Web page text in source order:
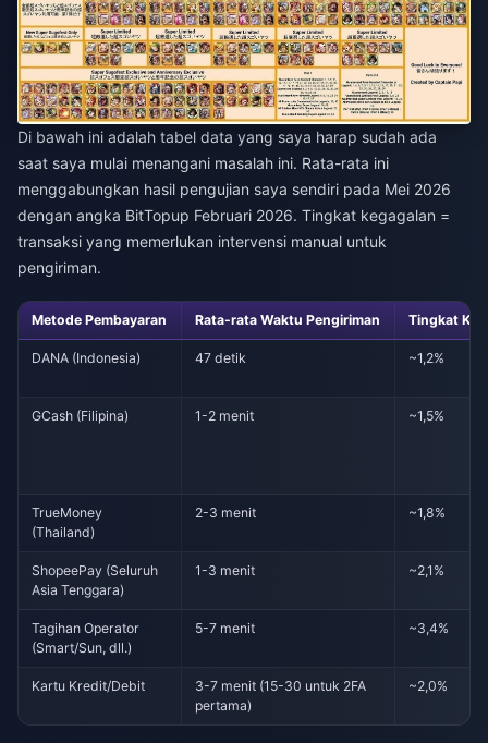
Di bawah ini adalah tabel data yang saya harap sudah ada
saat saya mulai menangani masalah ini. Rata-rata ini
menggabungkan hasil pengujian saya sendiri pada Mei 2026
dengan angka BitTopup Februari 2026. Tingkat kegagalan =
transaksi yang memerlukan intervensi manual untuk
pengiriman.
Metode Pembayaran Rata-rata Waktu Pengiriman Tingkat
DANA (Indonesia) 47 detik ~1,2%
GCash (Filipina) 1-2 menit ~1,5%
TrueMoney
(Thailand)
2-3 menit ~1,8%
ShopeePay (Seluruh
Asia Tenggara)
1-3 menit ~2,1%
Tagihan Operator
(Smart/Sun, dll.)
5-7 menit ~3,4%
Kartu Kredit/Debit
3-7 menit (15-30 untuk 2FA
pertama)
~2,0%